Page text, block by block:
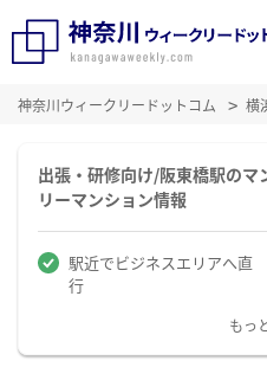
神奈川ウィークリードットコム 横
出張・研修向け/阪東橋駅の
リーマンション情報
駅近でビジネスエリアへ直
行
もっ